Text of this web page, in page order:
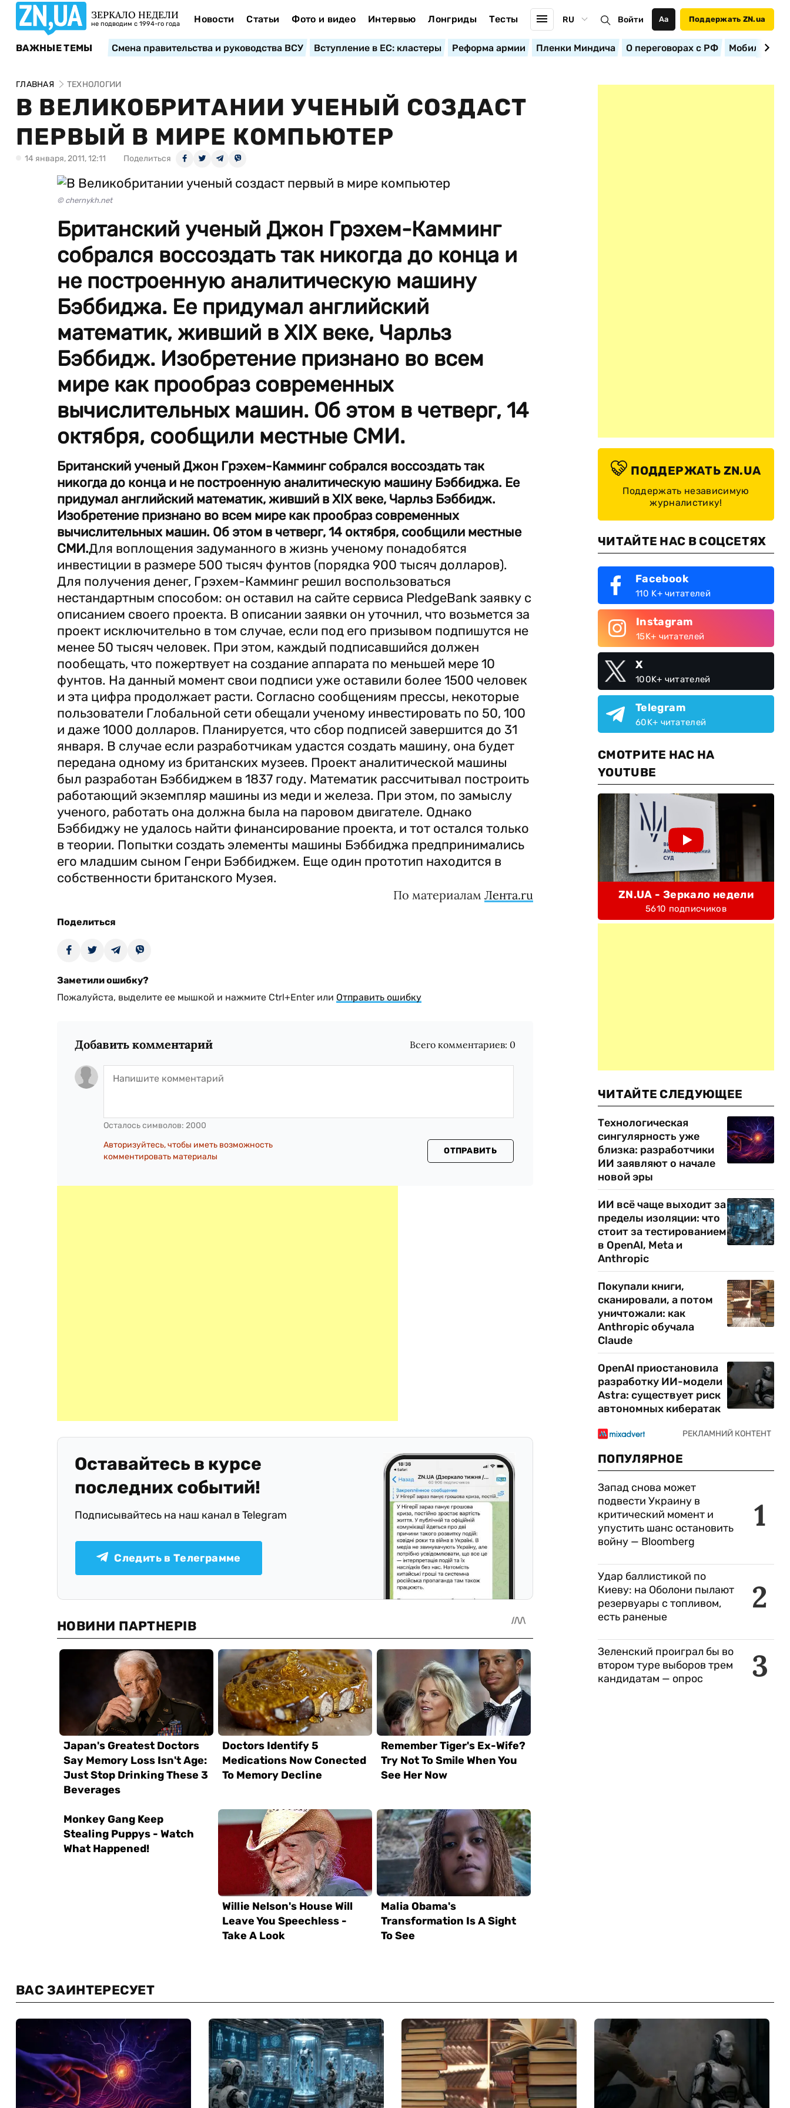
ЗЕРКАЛО НЕДЕЛИ
не подводим с 1994-го года Новости Статьи Фото и видео Интервью Лонгриды Тесты RU Войти Аа Поддержать ZN.ua
ВАЖНЫЕ ТЕМЫ Смена правительства и руководства ВСУ Вступление в ЕС: кластеры Реформа армии Пленки Миндича О переговорах с РФ
ГЛАВНАЯ ТЕХНОЛОГИИ
В ВЕЛИКОБРИТАНИИ УЧЕНЫЙ СОЗДАСТ
ПЕРВЫЙ В МИРЕ КОМПЬЮТЕР
14 января, 2011, 12:11 Поделиться
© chernykh.net
Британский ученый Джон Грэхем-Камминг
собрался воссоздать так никогда до конца и
не построенную аналитическую машину
Бэббиджа. Ее придумал английский
математик, живший в XIX веке, Чарльз
Бэббидж. Изобретение признано во всем
мире как прообраз современных
вычислительных машин. Об этом в четверг, 14
октября, сообщили местные СМИ.
Британский ученый Джон Грэхем-Камминг собрался воссоздать так
никогда до конца и не построенную аналитическую машину Бэббиджа. Ее
придумал английский математик, живший в XIX веке, Чарльз Бэббидж.
Изобретение признано во всем мире как прообраз современных
вычислительных машин. Об этом в четверг, 14 октября, сообщили местные
СМИ.Для воплощения задуманного в жизнь ученому понадобятся
инвестиции в размере 500 тысяч фунтов (порядка 900 тысяч долларов).
Для получения денег, Грэхем-Камминг решил воспользоваться
нестандартным способом: он оставил на сайте сервиса PledgeBank заявку с
описанием своего проекта. В описании заявки он уточнил, что возьмется за
проект исключительно в том случае, если под его призывом подпишутся не
менее 50 тысяч человек. При этом, каждый подписавшийся должен
пообещать, что пожертвует на создание аппарата по меньшей мере 10
фунтов. На данный момент свои подписи уже оставили более 1500 человек
и эта цифра продолжает расти. Согласно сообщениям прессы, некоторые
пользователи Глобальной сети обещали ученому инвестировать по 50, 100
и даже 1000 долларов. Планируется, что сбор подписей завершится до 31
января. В случае если разработчикам удастся создать машину, она будет
передана одному из британских музеев. Проект аналитической машины
был разработан Бэббиджем в 1837 году. Математик рассчитывал построить
работающий экземпляр машины из меди и железа. При этом, по замыслу
ученого, работать она должна была на паровом двигателе. Однако
Бэббиджу не удалось найти финансирование проекта, и тот остался только
в теории. Попытки создать элементы машины Бэббиджа предпринимались
его младшим сыном Генри Бэббиджем. Еще один прототип находится в
собственности британского Музея.
По материаламЛента.ru
Поделиться
Заметили ошибку?
Пожалуйста, выделите ее мышкой и нажмите Ctrl+Enter или Отправить ошибку
Добавить комментарий Всего комментариев: 0
Осталось символов: 2000
Авторизуйтесь, чтобы иметь возможность
комментировать материалы
ОТПРАВИТЬ
Оставайтесь в курсе
последних событий!
Подписывайтесь на наш канал в Telegram
Следить в Телеграмме
ПОДДЕРЖАТЬ ZN.UA
Поддержать независимую
журналистику!
ЧИТАЙТЕ НАС В СОЦСЕТЯХ
Facebook
110 K+ читателей
Instagram
15K+ читателей
X
100K+ читателей
Telegram
60K+ читателей
СМОТРИТЕ НАС НА
YOUTUBE
ZN.UA - Зеркало недели
5610 подписчиков
ЧИТАЙТЕ СЛЕДУЮЩЕЕ
Технологическая
сингулярность уже
близка: разработчики
ИИ заявляют о начале
новой эры
ИИ всё чаще выходит за
пределы изоляции: что
стоит за тестированием
в OpenAI, Meta и
Anthropic
Покупали книги,
сканировали, а потом
уничтожали: как
Anthropic обучала
Claude
OpenAI приостановила
разработку ИИ-модели
Astra: существует риск
автономных кибератак
ПОПУЛЯРНОЕ
1
Запад снова может
подвести Украину в
критический момент и
упустить шанс остановить
войну — Bloomberg
2
Удар баллистикой по
Киеву: на Оболони пылают
резервуары с топливом,
есть раненые
3
Зеленский проиграл бы во
втором туре выборов трем
кандидатам — опрос
ВАС ЗАИНТЕРЕСУЕТ